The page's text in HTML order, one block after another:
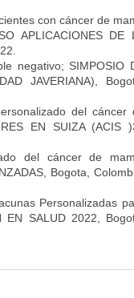
con cáncer de
APLICACIONES DE
negativo; SIMPOSIO
JAVERIANA),
del cáncer
EN SUIZA (ACIS
del cáncer de
Bogota,
Personalizadas
SALUD 2022,